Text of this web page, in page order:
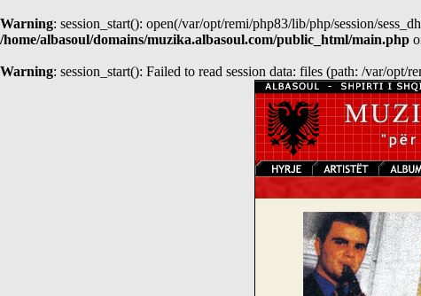
Warning: session_start(): open(/var/opt/remi/php83/lib/php/session/
/home/albasoul/domains/muzika.albasoul.com/public_html/main.php
Warning: session_start(): Failed to read session data: files (path: /var/opt/